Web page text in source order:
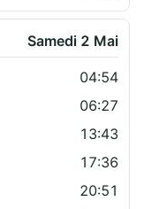
Samedi 2 Mai
04:54
06:27
13:43
17:36
20:51